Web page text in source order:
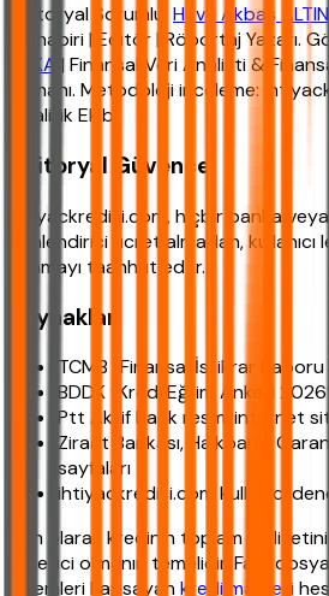
Editoryal Sorumlu: Hava Akbaş
Muhabiri | Editör | Röportaj Yazarı.
YAKA | Finansal Veri Analisti &
Uzmanı. Metodoloji inceleme:
Analitik Ekibi.
Editoryal Güvence
ihtiyackredisi.com, hiçbir banka
yönlendirici ücret almadan,
sunmayı taahhüt eder.
Kaynaklar
TCMB “Finansal İstikrar
BDDK “Kredi Eğilim Anketi 2026”
Ptt Aktif Bank resmi internet
Ziraat Bankası, Halkbank,
sayfaları
ihtiyackredisi.com kullanıcı
Son olarak kredinin toplam
tüketici olmanın temelidir. Faiz,
kalemleri kapsayankredi maliyeti